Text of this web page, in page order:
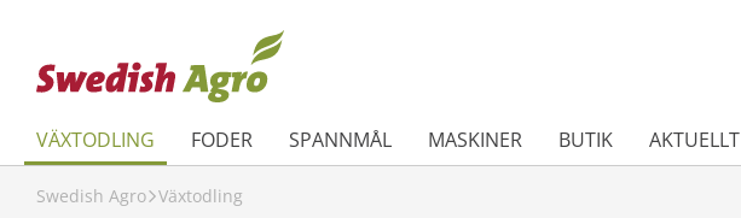
VÄXTODLING FODER SPANNMÅL MASKINER BUTIK AKTUELLT
Swedish Agro Växtodling